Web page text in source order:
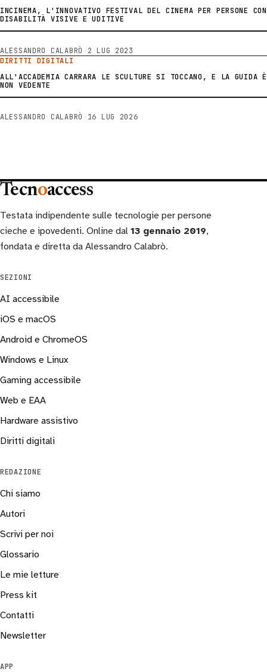
INCINEMA, L'INNOVATIVO FESTIVAL DEL CINEMA PER PERSONE CON
DISABILITÀ VISIVE E UDITIVE
ALESSANDRO CALABRÒ · 2 LUG 2023
DIRITTI DIGITALI
ALL'ACCADEMIA CARRARA LE SCULTURE SI TOCCANO, E LA GUIDA È
NON VEDENTE
ALESSANDRO CALABRÒ · 16 LUG 2026
Tecnoaccess
Testata indipendente sulle tecnologie per persone
cieche e ipovedenti. Online dal 13 gennaio 2019,
fondata e diretta da Alessandro Calabrò.
SEZIONI
AI accessibile
iOS e macOS
Android e ChromeOS
Windows e Linux
Gaming accessibile
Web e EAA
Hardware assistivo
Diritti digitali
REDAZIONE
Chi siamo
Autori
Scrivi per noi
Glossario
Le mie letture
Press kit
Contatti
Newsletter
APP